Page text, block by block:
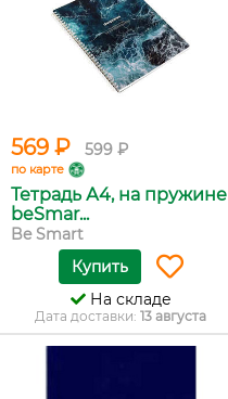
569 ₽ 599 ₽
по карте
Тетрадь А4, на пружине
beSmar...
Be Smart
Купить
На складе
Дата доставки: 13 августа